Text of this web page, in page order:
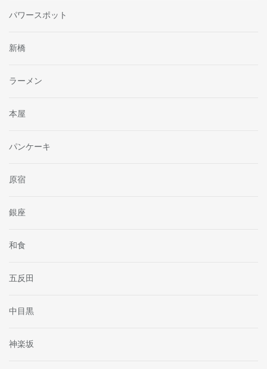
パワースポット
新橋
ラーメン
本屋
パンケーキ
原宿
銀座
和食
五反田
中目黒
神楽坂